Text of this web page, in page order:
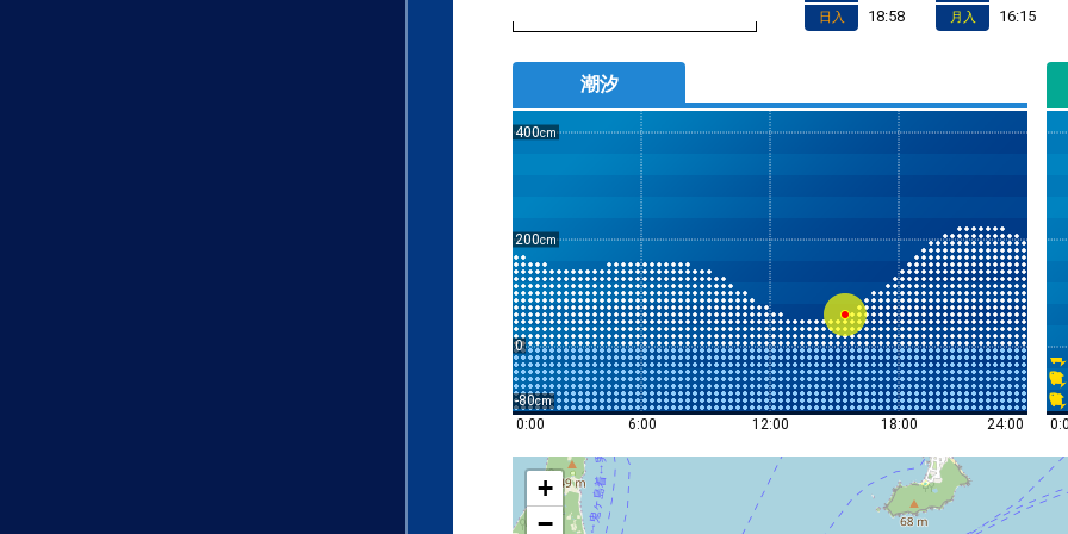
日入 18:58 月入 16:15
潮汐
400
200
0
-80
0:00
6:00 12:00 18:00 24:00
+
−